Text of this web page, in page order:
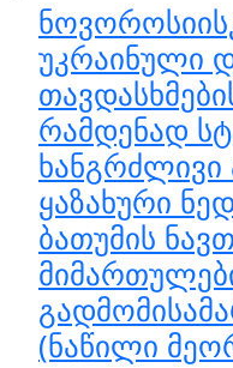
უკრაინული
რამდენად
ხანგრძლივი
ყაზახური
ბათუმის
(ნაწილი